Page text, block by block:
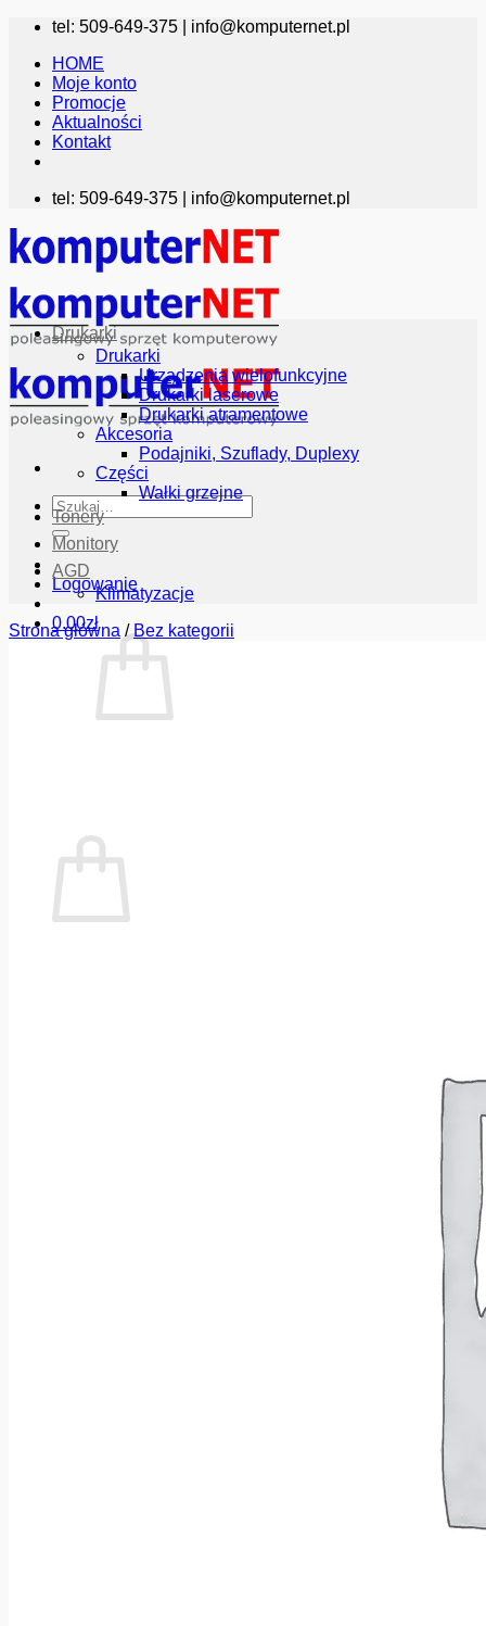
Przewiń
zawartości
tel: 509-649-375 | info@komputernet.pl
HOME
Moje konto
Promocje
Aktualności
Kontakt
tel: 509-649-375 | info@komputernet.pl
Szukaj:
Logowanie
0.00zł
Drukarki
Drukarki
Urządzenia wielofunkcyjne
Drukarki laserowe
Drukarki atramentowe
Akcesoria
Podajniki, Szuflady, Duplexy
Części
Wałki grzejne
Tonery
Monitory
AGD
Klimatyzacje
Strona główna / Bez kategorii